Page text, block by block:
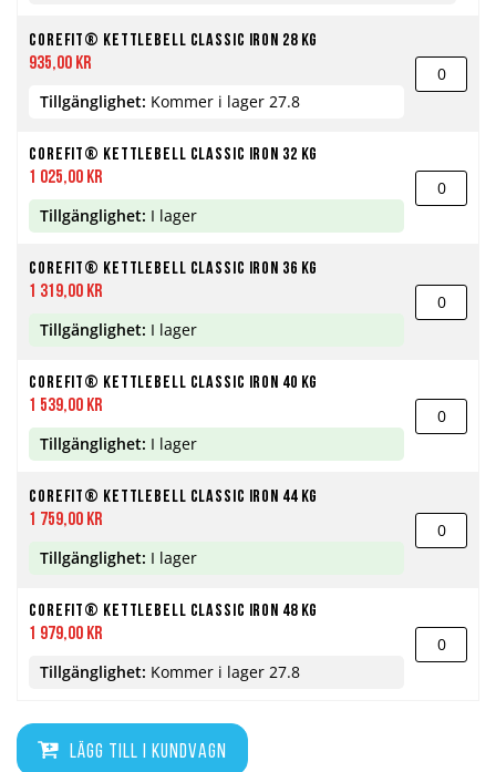
Corefit® Kettlebell Classic Iron 28 kg
935,00 kr
Tillgänglighet: Kommer i lager 27.8
Corefit® Kettlebell Classic Iron 32 kg
1 025,00 kr
Tillgänglighet: I lager
Corefit® Kettlebell Classic Iron 36 kg
1 319,00 kr
Tillgänglighet: I lager
Corefit® Kettlebell Classic Iron 40 kg
1 539,00 kr
Tillgänglighet: I lager
Corefit® Kettlebell Classic Iron 44 kg
1 759,00 kr
Tillgänglighet: I lager
Corefit® Kettlebell Classic Iron 48 kg
1 979,00 kr
Tillgänglighet: Kommer i lager 27.8
Lägg till i kundvagn